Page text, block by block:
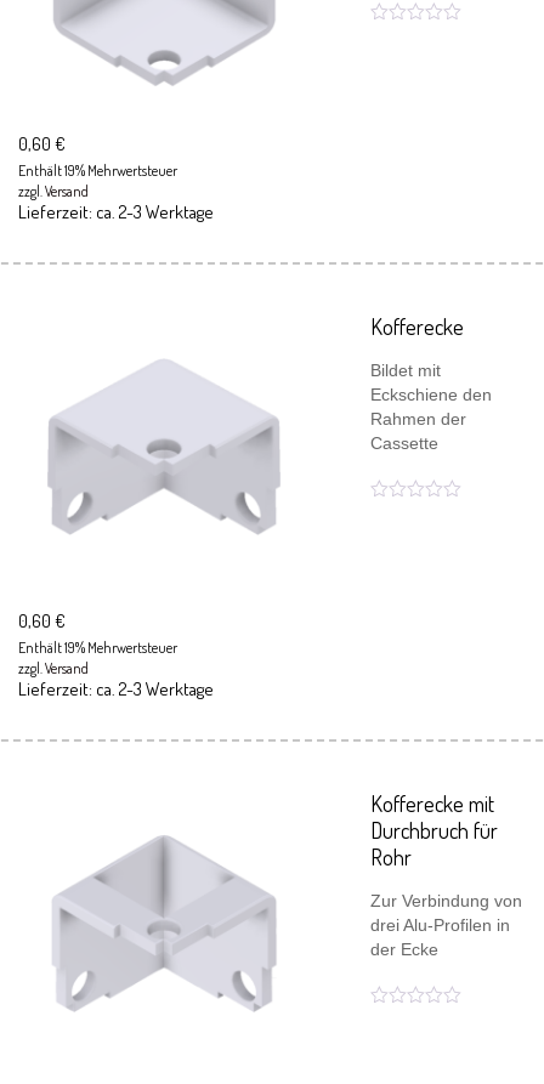
0,60 €
Enthält 19% Mehrwertsteuer
zzgl.Versand
Lieferzeit: ca. 2-3 Werktage
Kofferecke
Bildet mit
Eckschiene den
Rahmen der
Cassette
0,60 €
Enthält 19% Mehrwertsteuer
zzgl.Versand
Lieferzeit: ca. 2-3 Werktage
Kofferecke mit
Durchbruch für
Rohr
Zur Verbindung von
drei Alu-Profilen in
der Ecke